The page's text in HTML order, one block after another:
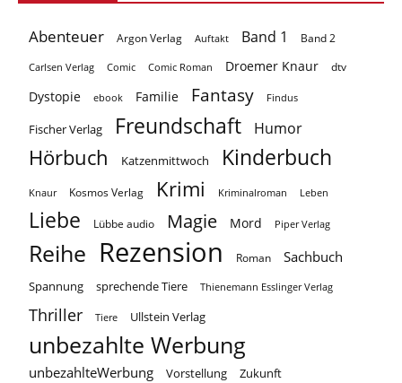
Abenteuer Argon Verlag Auftakt Band 1 Band 2
Carlsen Verlag Comic Comic Roman Droemer Knaur dtv
Dystopie ebook Familie Fantasy Findus
Fischer Verlag Freundschaft Humor
Hörbuch Katzenmittwoch Kinderbuch
Knaur Kosmos Verlag Krimi Kriminalroman Leben
Liebe Lübbe audio Magie Mord Piper Verlag
Reihe Rezension Roman Sachbuch
Spannung sprechende Tiere Thienemann Esslinger Verlag
Thriller Tiere Ullstein Verlag
unbezahlte Werbung
unbezahlteWerbung Vorstellung Zukunft